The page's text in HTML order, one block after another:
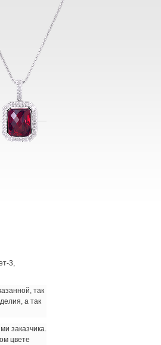
3,
так
а так
заказчика.
цвете